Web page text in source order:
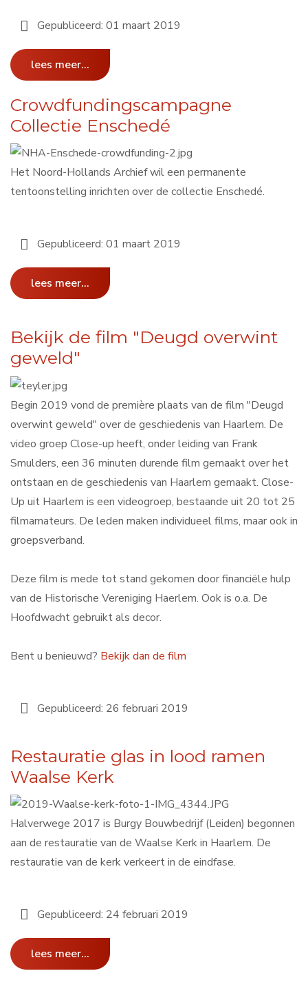
Gepubliceerd: 01 maart 2019
lees meer...
Crowdfundingscampagne
Collectie Enschedé
Het Noord-Hollands Archief wil een permanente
tentoonstelling inrichten over de collectie Enschedé.
Gepubliceerd: 01 maart 2019
lees meer...
Bekijk de film "Deugd overwint
geweld"
Begin 2019 vond de première plaats van de film "Deugd
overwint geweld" over de geschiedenis van Haarlem. De
video groep Close-up heeft, onder leiding van Frank
Smulders, een 36 minuten durende film gemaakt over het
ontstaan en de geschiedenis van Haarlem gemaakt. Close-
Up uit Haarlem is een videogroep, bestaande uit 20 tot 25
filmamateurs. De leden maken individueel films, maar ook in
groepsverband.
Deze film is mede tot stand gekomen door financiële hulp
van de Historische Vereniging Haerlem. Ook is o.a. De
Hoofdwacht gebruikt als decor.
Bent u benieuwd? Bekijk dan de film
Gepubliceerd: 26 februari 2019
Restauratie glas in lood ramen
Waalse Kerk
Halverwege 2017 is Burgy Bouwbedrijf (Leiden) begonnen
aan de restauratie van de Waalse Kerk in Haarlem. De
restauratie van de kerk verkeert in de eindfase.
Gepubliceerd: 24 februari 2019
lees meer...